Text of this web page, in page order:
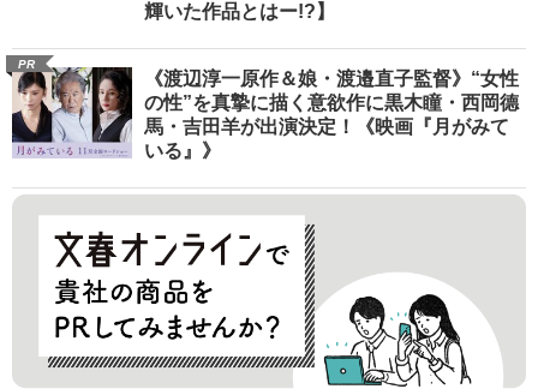
輝いた作品とはー!?】
PR
《渡辺淳一原作＆娘・渡邉直子監督》“女性
の性”を真摯に描く意欲作に黒木瞳・西岡德
馬・吉田羊が出演決定！《映画『月がみて
いる』》